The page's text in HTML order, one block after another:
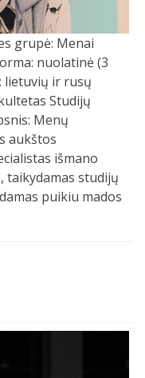
grupė: Menai
nuolatinė (3
lietuvių ir rusų
Studijų
Menų
aukštos
išmano
taikydamas studijų
puikiu mados